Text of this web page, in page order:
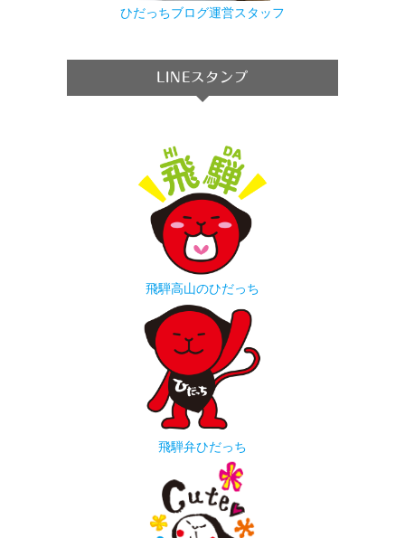
ひだっちブログ運営スタッフ
LINEスタンプ
飛騨高山のひだっち
飛騨弁ひだっち